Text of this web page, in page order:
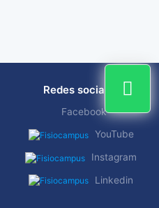
Redes sociales
Facebook
YouTube
Instagram
Linkedin